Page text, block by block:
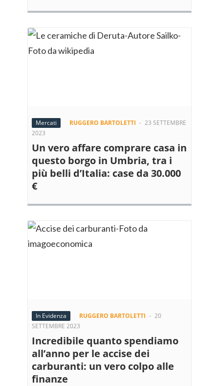
Mercati RUGGERO BARTOLETTI - 23 SETTEMBRE
2023
Un vero affare comprare casa in
questo borgo in Umbria, tra i
più belli d’Italia: case da 30.000
€
In Evidenza RUGGERO BARTOLETTI - 20
SETTEMBRE 2023
Incredibile quanto spendiamo
all’anno per le accise dei
carburanti: un vero colpo alle
finanze